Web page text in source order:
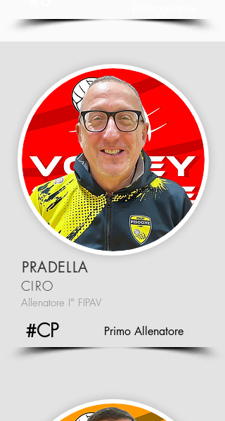
PRADELLA
CIRO
Allenatore I° FIPAV
Primo Allenatore
#CP